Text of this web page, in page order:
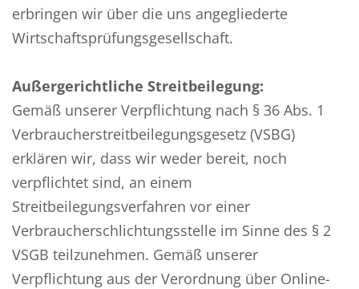
erbringen wir über die uns angegliederte
Wirtschaftsprüfungsgesellschaft.
Außergerichtliche Streitbeilegung:
Gemäß unserer Verpflichtung nach § 36 Abs. 1
Verbraucherstreitbeilegungsgesetz (VSBG)
erklären wir, dass wir weder bereit, noch
verpflichtet sind, an einem
Streitbeilegungsverfahren vor einer
Verbraucherschlichtungsstelle im Sinne des § 2
VSGB teilzunehmen. Gemäß unserer
Verpflichtung aus der Verordnung über Online-